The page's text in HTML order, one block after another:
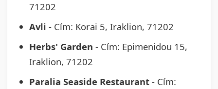
71202
Avli - Cím: Korai 5, Iraklion, 71202
Herbs' Garden - Cím: Epimenidou 15,
Iraklion, 71202
Paralia Seaside Restaurant - Cím: